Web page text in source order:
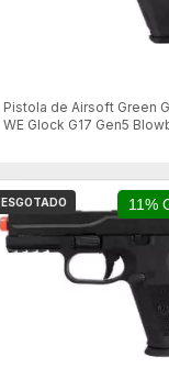
Pistola de Airsoft Green
WE Glock G17 Gen5
11%
ESGOTADO